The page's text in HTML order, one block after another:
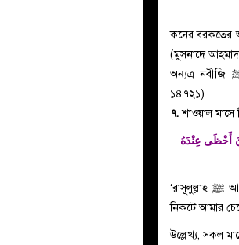
কনের বরকতের
(মুসনাদে
১৪৭২১)
৭.শাওয়াল মাসে
أَحْظَى عِنْدَهُ
‘রাসূলুল্লাহ ﷺ আমাকে শাওয়াল মাসেই বিয়ে করেছেন এবং শাওয়াল মাসেই আমার বাসর করেছেন। সুতরাং তার
নিকটে আমার
উল্লেখ্য, সকল